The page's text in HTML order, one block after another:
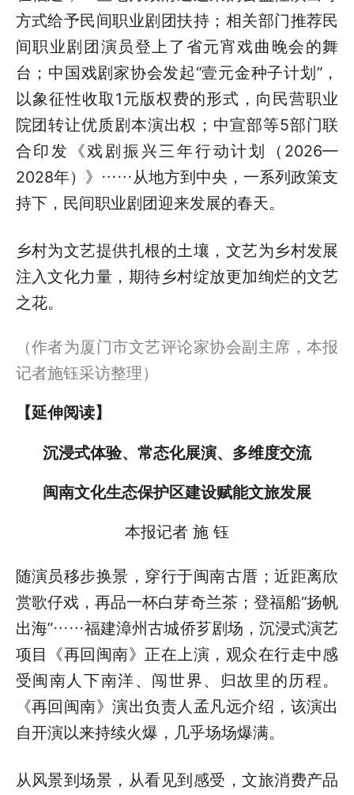
方式给予民间职业剧团扶持；相关部门推荐民
间职业剧团演员登上了省元宵戏曲晚会的舞
台；中国戏剧家协会发起“壹元金种子计划”，
以象征性收取1元版权费的形式，向民营职业
院团转让优质剧本演出权；中宣部等5部门联
合印发《戏剧振兴三年行动计划（2026—
2028年）》……从地方到中央，一系列政策支
持下，民间职业剧团迎来发展的春天。
乡村为文艺提供扎根的土壤，文艺为乡村发展
注入文化力量，期待乡村绽放更加绚烂的文艺
之花。
（作者为厦门市文艺评论家协会副主席，本报
记者施钰采访整理）
【延伸阅读】
沉浸式体验、常态化展演、多维度交流
闽南文化生态保护区建设赋能文旅发展
本报记者 施 钰
随演员移步换景，穿行于闽南古厝；近距离欣
赏歌仔戏，再品一杯白芽奇兰茶；登福船“扬帆
出海”……福建漳州古城侨芗剧场，沉浸式演艺
项目《再回闽南》正在上演，观众在行走中感
受闽南人下南洋、闯世界、归故里的历程。
《再回闽南》演出负责人孟凡远介绍，该演出
自开演以来持续火爆，几乎场场爆满。
从风景到场景，从看见到感受，文旅消费产品